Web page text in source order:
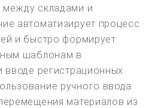
складами и
автоматизирует процесс
и быстро формирует
шаблонам в
вводе регистрационных
ручного ввода
материалов из